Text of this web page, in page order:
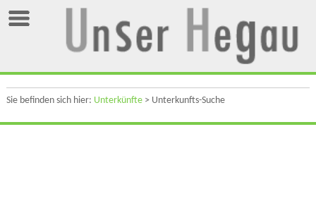
Sie befinden sich hier: Unterkünfte> Unterkunfts-Suche